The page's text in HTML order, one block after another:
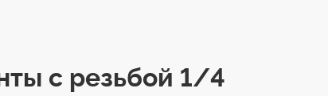
с резьбой 1/4